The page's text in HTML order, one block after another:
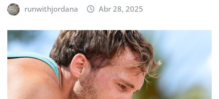
runwithjordana Abr 28, 2025